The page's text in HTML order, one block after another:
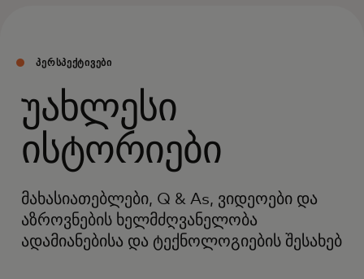
ᲞᲔᲠᲡᲞᲔᲥᲢᲘᲕᲔᲑᲘ
უახლესი
ისტორიები
მახასიათებლები, Q & As, ვიდეოები და
აზროვნების ხელმძღვანელობა
ადამიანებისა და ტექნოლოგიების შესახებ